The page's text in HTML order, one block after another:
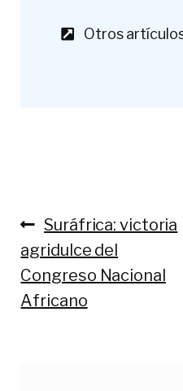
Otros
Navegación
de
entradas
Anterior:
Suráfrica: victoria
agridulce del
Congreso Nacional
Africano